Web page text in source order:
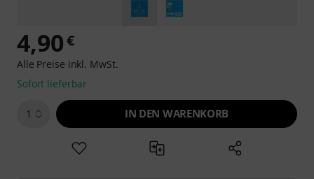
4,90€
Alle Preise inkl. MwSt.
Sofort lieferbar
1 IN DEN WARENKORB